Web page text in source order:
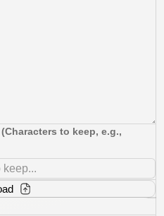
to keep, e.g.,